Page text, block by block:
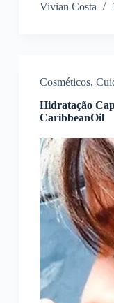
Vivian Costa
Cosméticos,
Hidratação
CaribbeanOil